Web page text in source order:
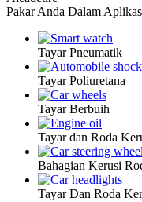
Pakar Anda Dalam
Tayar Pneumatik
Tayar Poliuretana
Tayar Berbuih
Tayar dan Roda
Bahagian Kerusi
Tayar Dan Roda